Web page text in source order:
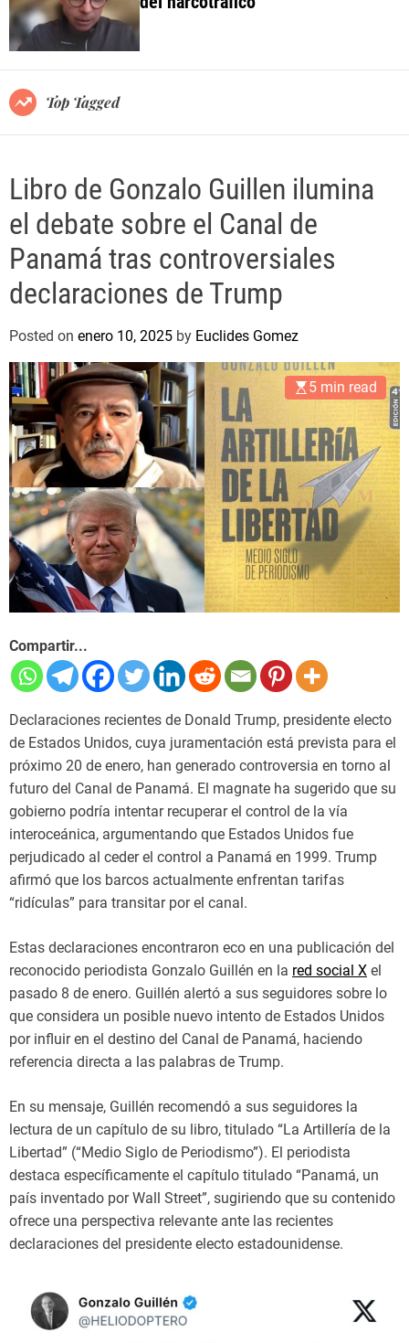
o
e
Top Tagged
Libro de Gonzalo Guillen ilumina
el debate sobre el Canal de
Panamá tras controversiales
declaraciones de Trump
Posted on enero 10, 2025 by Euclides Gomez
5 min read
Compartir...
Declaraciones recientes de Donald Trump, presidente electo
de Estados Unidos, cuya juramentación está prevista para el
próximo 20 de enero, han generado controversia en torno al
futuro del Canal de Panamá. El magnate ha sugerido que su
gobierno podría intentar recuperar el control de la vía
interoceánica, argumentando que Estados Unidos fue
perjudicado al ceder el control a Panamá en 1999. Trump
afirmó que los barcos actualmente enfrentan tarifas
“ridículas” para transitar por el canal.
Estas declaraciones encontraron eco en una publicación del
reconocido periodista Gonzalo Guillén en la red social X el
pasado 8 de enero. Guillén alertó a sus seguidores sobre lo
que considera un posible nuevo intento de Estados Unidos
por influir en el destino del Canal de Panamá, haciendo
referencia directa a las palabras de Trump.
En su mensaje, Guillén recomendó a sus seguidores la
lectura de un capítulo de su libro, titulado “La Artillería de la
Libertad” (“Medio Siglo de Periodismo”). El periodista
destaca específicamente el capítulo titulado “Panamá, un
país inventado por Wall Street”, sugiriendo que su contenido
ofrece una perspectiva relevante ante las recientes
declaraciones del presidente electo estadounidense.